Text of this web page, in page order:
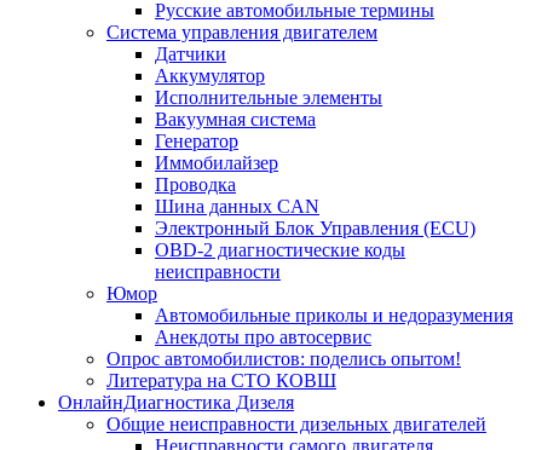
Русские автомобильные термины
Система управления двигателем
Датчики
Аккумулятор
Исполнительные элементы
Вакуумная система
Генератор
Иммобилайзер
Проводка
Шина данных CAN
Электронный Блок Управления (ECU)
OBD-2 диагностические коды
неисправности
Юмор
Автомобильные приколы и недоразумения
Анекдоты про автосервис
Опрос автомобилистов: поделись опытом!
Литература на СТО КОВШ
ОнлайнДиагностика Дизеля
Общие неисправности дизельных двигателей
Неисправности самого двигателя